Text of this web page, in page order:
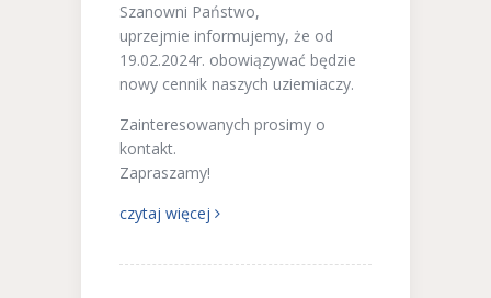
Szanowni Państwo,
uprzejmie informujemy, że od
19.02.2024r. obowiązywać będzie
nowy cennik naszych uziemiaczy.
Zainteresowanych prosimy o
kontakt.
Zapraszamy!
czytaj więcej